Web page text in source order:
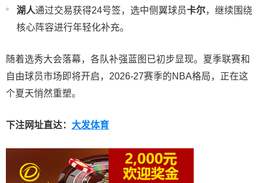
湖人通过交易获得24号签，选中侧翼球员卡尔，继续围绕
核心阵容进行年轻化补充。
随着选秀大会落幕，各队补强蓝图已初步显现。夏季联赛和
自由球员市场即将开启，2026-27赛季的NBA格局，正在这
个夏天悄然重塑。
下注网址直达： 大发体育